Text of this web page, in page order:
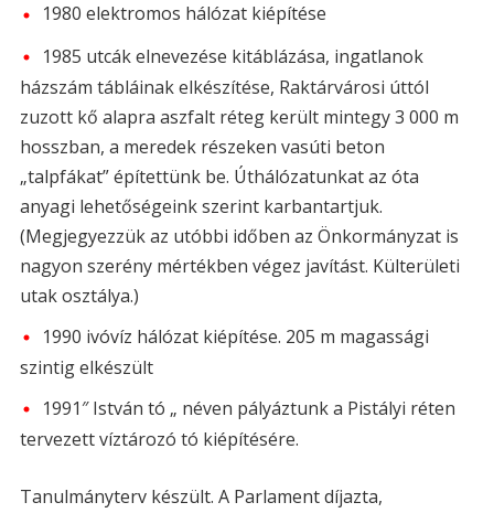
1980 elektromos hálózat kiépítése
1985 utcák elnevezése kitáblázása, ingatlanok
házszám tábláinak elkészítése, Raktárvárosi úttól
zuzott kő alapra aszfalt réteg került mintegy 3 000 m
hosszban, a meredek részeken vasúti beton
„talpfákat” építettünk be. Úthálózatunkat az óta
anyagi lehetőségeink szerint karbantartjuk.
(Megjegyezzük az utóbbi időben az Önkormányzat is
nagyon szerény mértékben végez javítást. Külterületi
utak osztálya.)
1990 ivóvíz hálózat kiépítése. 205 m magassági
szintig elkészült
1991″ István tó „ néven pályáztunk a Pistályi réten
tervezett víztározó tó kiépítésére.
Tanulmányterv készült. A Parlament díjazta,